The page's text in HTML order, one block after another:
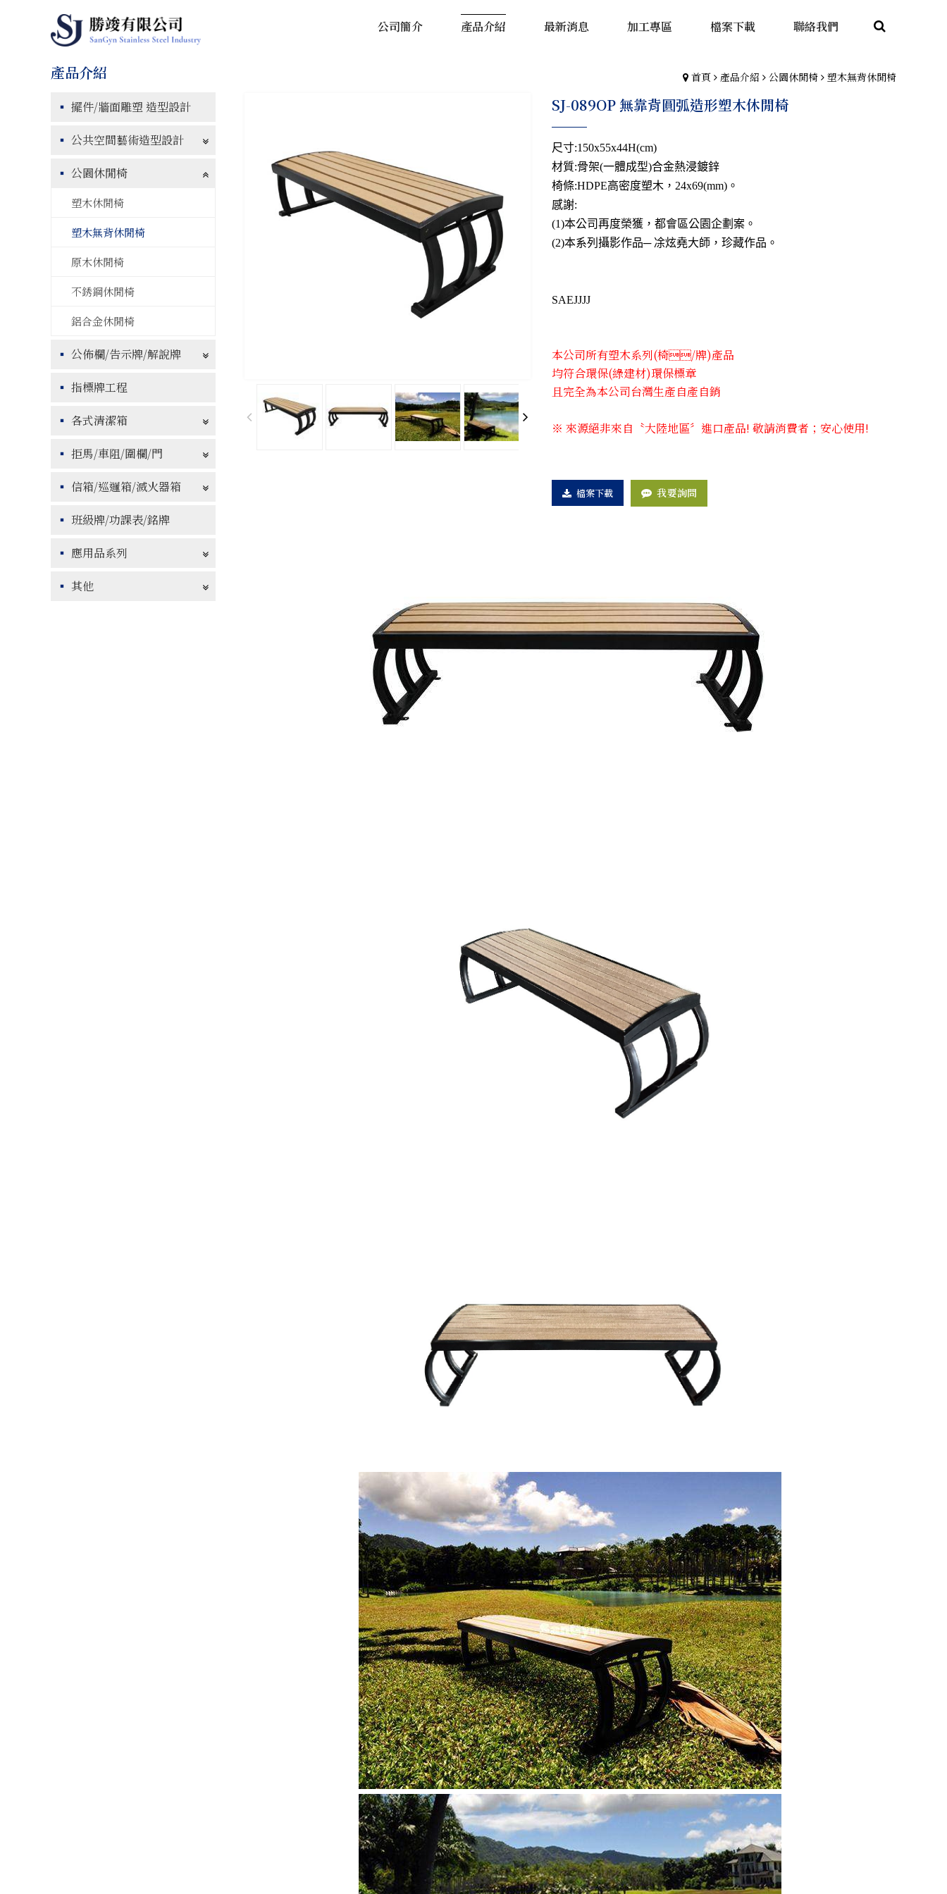
公司簡介 產品介紹 最新消息 加工專區 檔案下載 聯絡我們
首頁 產品介紹 公園休閒椅 塑木無背休閒椅
擺件/牆面雕塑 造型設計
公共空間藝術造型設計
公園休閒椅
塑木休閒椅
塑木無背休閒椅
原木休閒椅
不銹鋼休閒椅
鋁合金休閒椅
公佈欄/告示牌/解說牌
指標牌工程
各式清潔箱
拒馬/車阻/圍欄/門
信箱/巡邏箱/滅火器箱
班級牌/功課表/銘牌
應用品系列
其他
SJ-089OP 無靠背圓弧造形塑木休閒椅
尺寸:150x55x44H(cm)
材質:骨架(一體成型)合金熱浸鍍鋅
椅條:HDPE高密度塑木，24x69(mm)。
感謝:
(1)本公司再度榮獲，都會區公園企劃案。
(2)本系列攝影作品─ 凃炫堯大師，珍藏作品。
SAEJJJJ
本公司所有塑木系列(椅​/牌)產品
均符合環保(綠建材)環保標章
且完全為本公司台灣生產自產自銷
※ 來源絕非來自〝大陸地區〞進口產品! 敬請消費者；安心使用!
檔案下載 我要詢問